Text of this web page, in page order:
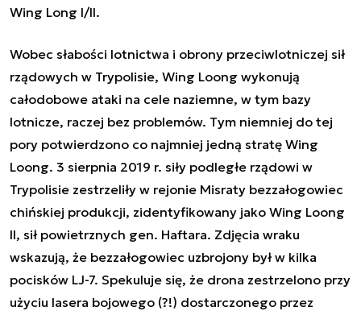
Wing Long I/II.
Wobec słabości lotnictwa i obrony przeciwlotniczej sił
rządowych w Trypolisie, Wing Loong wykonują
całodobowe ataki na cele naziemne, w tym bazy
lotnicze, raczej bez problemów. Tym niemniej do tej
pory potwierdzono co najmniej jedną stratę Wing
Loong. 3 sierpnia 2019 r. siły podległe rządowi w
Trypolisie zestrzeliły w rejonie Misraty bezzałogowiec
chińskiej produkcji, zidentyfikowany jako Wing Loong
II, sił powietrznych gen. Haftara. Zdjęcia wraku
wskazują, że bezzałogowiec uzbrojony był w kilka
pocisków LJ-7. Spekuluje się, że drona zestrzelono przy
użyciu lasera bojowego (?!) dostarczonego przez